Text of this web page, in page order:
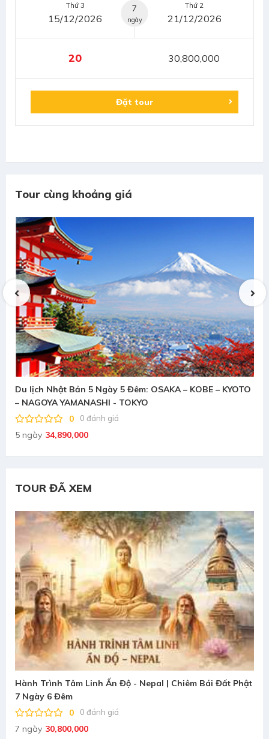
7
ngày
Thứ 3
15/12/2026
Thứ 2
21/12/2026
20 30,800,000
Đặt tour
Tour cùng khoảng giá
– KOBE – KYOTO
(Lễ 02/09) TOUR DU LỊCH TRUNG QUỐC
KHAI PHONG - LẠC DƯƠNG - TÂY AN
TOUR ĐÃ XEM
Hành Trình Tâm Linh Ấn Độ - Nepal | Chiêm Bái Đất Phật
7 Ngày 6 Đêm
0
0 đánh giá
7 ngày 30,800,000